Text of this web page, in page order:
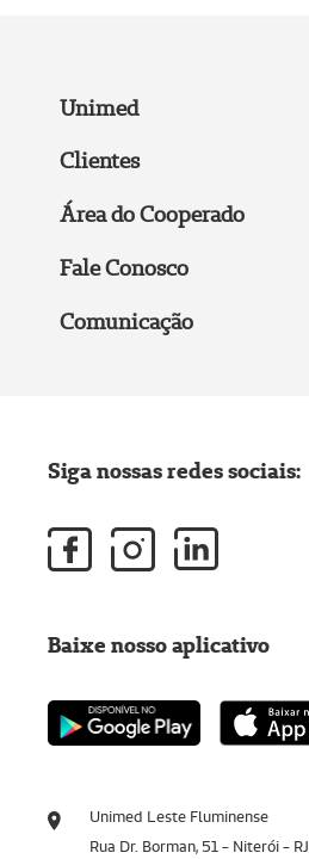
Unimed
Clientes
Área do Cooperado
Fale Conosco
Comunicação
Unimed Leste Fluminense
Rua Dr. Borman, 51 - Niterói - RJ
Siga nossas redes sociais:
Baixe nosso aplicativo